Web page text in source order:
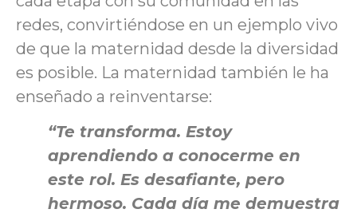
redes, convirtiéndose en un ejemplo vivo
de que la maternidad desde la diversidad
es posible. La maternidad también le ha
enseñado a reinventarse:
“Te transforma. Estoy
aprendiendo a conocerme en
este rol. Es desafiante, pero
hermoso. Cada día me demuestra